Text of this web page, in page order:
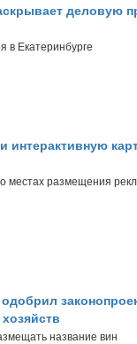
деловую
в Екатеринбурге
интерактивную
размещения
название вин